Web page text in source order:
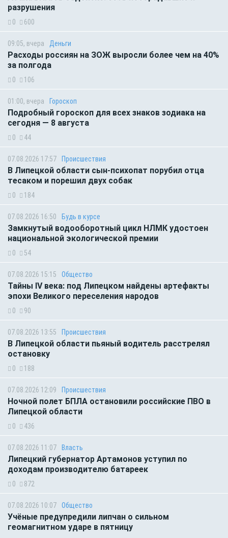
разрушения
0 600
09:05, вчера Деньги
Расходы россиян на ЗОЖ выросли более чем на 40%
за полгода
0 106
01:00, вчера Гороскоп
Подробный гороскоп для всех знаков зодиака на
сегодня — 8 августа
0 44
07.08.2026 17:57 Происшествия
В Липецкой области сын-психопат порубил отца
тесаком и порешил двух собак
0 184
07.08.2026 16:50 Будь в курсе
Замкнутый водооборотный цикл НЛМК удостоен
национальной экологической премии
0 54
07.08.2026 15:15 Общество
Тайны IV века: под Липецком найдены артефакты
эпохи Великого переселения народов
0 90
07.08.2026 13:55 Происшествия
В Липецкой области пьяный водитель расстрелял
остановку
0 188
07.08.2026 12:09 Происшествия
Ночной полет БПЛА остановили российские ПВО в
Липецкой области
0 436
07.08.2026 11:07 Власть
Липецкий губернатор Артамонов уступил по
доходам производителю батареек
0 872
07.08.2026 10:07 Общество
Учёные предупредили липчан о сильном
геомагнитном ударе в пятницу